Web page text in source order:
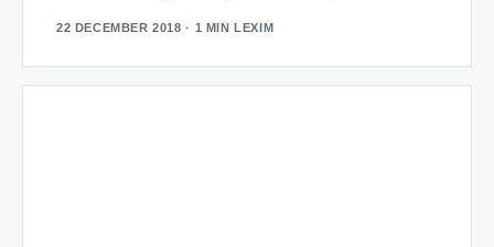
22 DECEMBER 2018 · 1 MIN LEXIM